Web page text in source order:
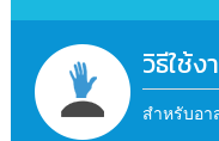
วิธีใช้ง
สำหรับอ